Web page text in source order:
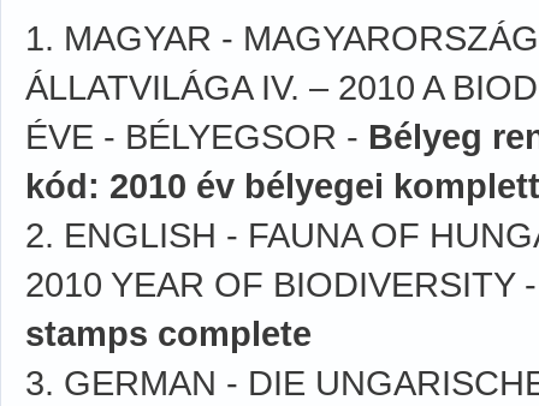
1. MAGYAR - MAGYARORSZÁG
ÁLLATVILÁGA IV. – 2010 A
ÉVE - BÉLYEGSOR - Bélyeg
kód: 2010 év bélyegei
2. ENGLISH - FAUNA OF
2010 YEAR OF BIODIVERSITY
stamps complete
3. GERMAN - DIE